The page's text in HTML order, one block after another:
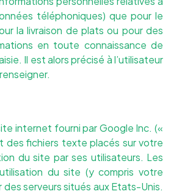
téléphoniques) que pour le
la livraison de plats ou pour des
en toute connaissance de
Il est alors précisé à l’utilisateur
internet fourni par Google Inc. («
des fichiers texte placés sur votre
du site par ses utilisateurs. Les
du site (y compris votre
serveurs situés aux Etats-Unis.